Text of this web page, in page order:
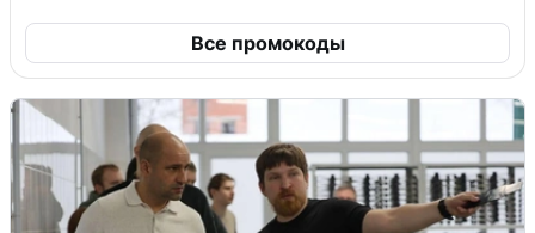
Все промокоды